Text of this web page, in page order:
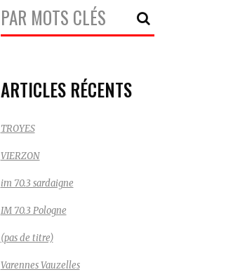
Votre
Recherche:
ARTICLES RÉCENTS
TROYES
VIERZON
im 70.3 sardaigne
IM 70.3 Pologne
(pas de titre)
Varennes Vauzelles